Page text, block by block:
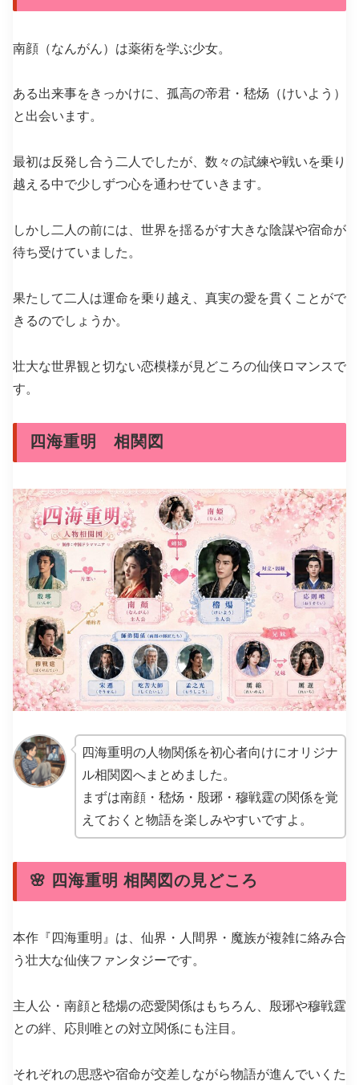
南顔（なんがん）は薬術を学ぶ少女。
ある出来事をきっかけに、孤高の帝君・嵇炀（けいよう）
と出会います。
最初は反発し合う二人でしたが、数々の試練や戦いを乗り
越える中で少しずつ心を通わせていきます。
しかし二人の前には、世界を揺るがす大きな陰謀や宿命が
待ち受けていました。
果たして二人は運命を乗り越え、真実の愛を貫くことがで
きるのでしょうか。
壮大な世界観と切ない恋模様が見どころの仙侠ロマンスで
す。
四海重明 相関図
四海重明の人物関係を初心者向けにオリジナ
ル相関図へまとめました。
まずは南顔・嵇炀・殷琊・穆戦霆の関係を覚
えておくと物語を楽しみやすいですよ。
🌸 四海重明 相関図の見どころ
本作『四海重明』は、仙界・人間界・魔族が複雑に絡み合
う壮大な仙侠ファンタジーです。
主人公・南顔と嵇煬の恋愛関係はもちろん、殷琊や穆戦霆
との絆、応則唯との対立関係にも注目。
それぞれの思惑や宿命が交差しながら物語が進んでいくた